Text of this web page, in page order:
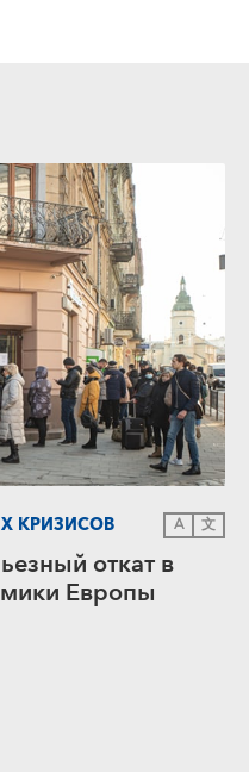
КРИЗИСОВ A 文
откат в
Европы